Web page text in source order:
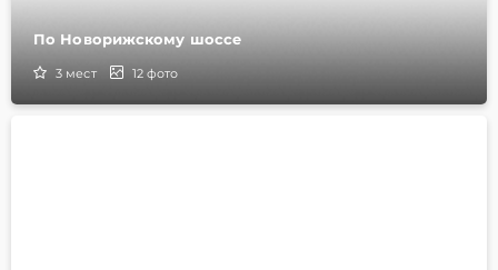
По Новорижскому шоссе
3 мест 12 фото